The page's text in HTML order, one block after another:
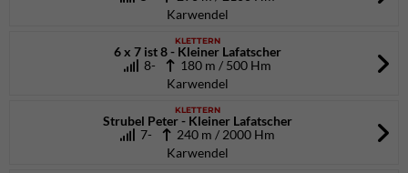
Karwendel
KLETTERN
6 x 7 ist 8 - Kleiner Lafatscher
8- 180 m / 500 Hm
Karwendel
KLETTERN
Strubel Peter - Kleiner Lafatscher
7- 240 m / 2000 Hm
Karwendel